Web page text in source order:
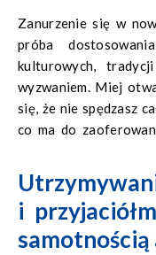
Zanurzenie się w
próba
kulturowych,
wyzwaniem. Miej
się, że nie spędzasz
co ma do
potrawy i podróżuj w
obraz i główne
granicę, a to pomoże
i
samotnością